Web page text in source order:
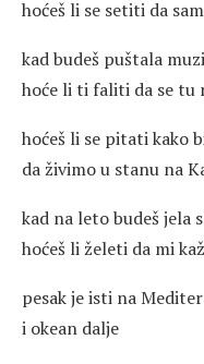
hoćeš li se setiti da
kad budeš puštala
hoće li ti faliti da se tu
hoćeš li se pitati kako
da živimo u stanu na
kad na leto budeš jela
hoćeš li želeti da mi
pesak je isti na
i okean dalje